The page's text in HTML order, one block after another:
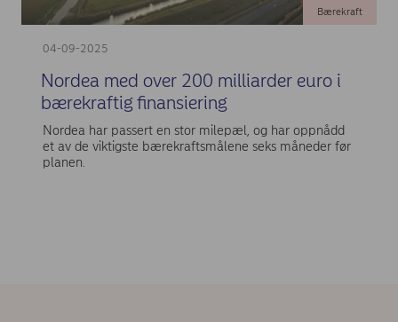
04-09-2025
Bærekraft
Nordea med over 200 milliarder euro i
bærekraftig finansiering
Nordea har passert en stor milepæl, og har oppnådd
et av de viktigste bærekraftsmålene seks måneder før
planen.